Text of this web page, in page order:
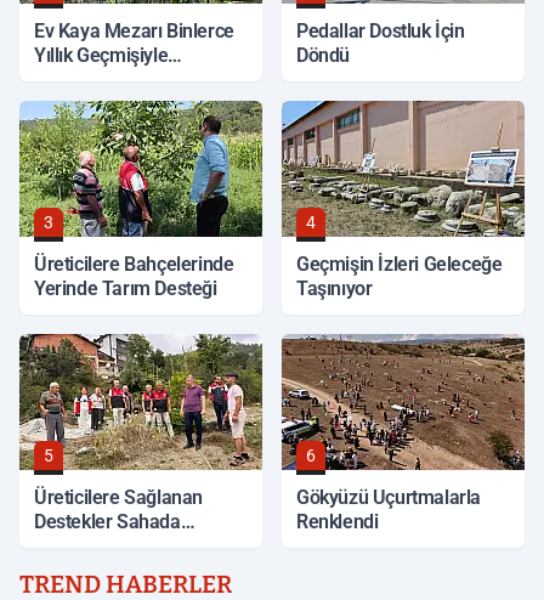
Ev Kaya Mezarı Binlerce
Yıllık Geçmişiyle
Pedallar Dostluk İçin
Döndü
3
Üreticilere Bahçelerinde
Yerinde Tarım Desteği
4
Geçmişin İzleri Geleceğe
Taşınıyor
5
Üreticilere Sağlanan
Destekler Sahada
6
Gökyüzü Uçurtmalarla
Renklendi
TREND HABERLER